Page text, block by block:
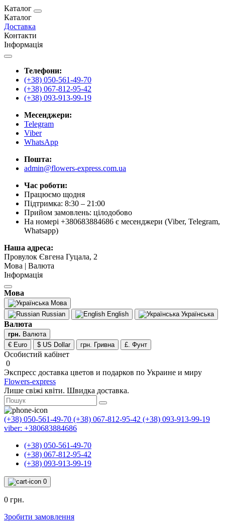
Каталог
Каталог
Доставка
Контакти
Інформація
Телефони:
(+38) 050-561-49-70
(+38) 067-812-95-42
(+38) 093-913-99-19
Месенджери:
Telegram
Viber
WhatsApp
Пошта:
admin@flowers-express.com.ua
Час роботи:
Працюємо щодня
Підтримка: 8:30 – 21:00
Прийом замовлень: цілодобово
На номері +380683884686 є месенджери (Viber, Telegram,
Whatsapp)
Наша адреса:
Провулок Євгена Гуцала, 2
Мова | Валюта
Інформація
Мова
Мова
Russian
English Українська
Валюта
грн. Валюта
€ Euro
$ US Dollar грн. Гривна £. Фунт
Особистий кабінет
0
Экспресс доставка цветов и подарков по Украине и миру
Flowers-express
Лише свіжі квіти. Швидка доставка.
(+38) 050-561-49-70 (+38) 067-812-95-42 (+38) 093-913-99-19
viber: +380683884686
(+38) 050-561-49-70
(+38) 067-812-95-42
(+38) 093-913-99-19
0
0 грн.
Зробити замовлення